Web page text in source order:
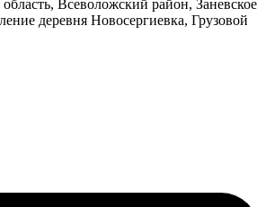
Всеволожский район, Заневское
деревня Новосергиевка, Грузовой